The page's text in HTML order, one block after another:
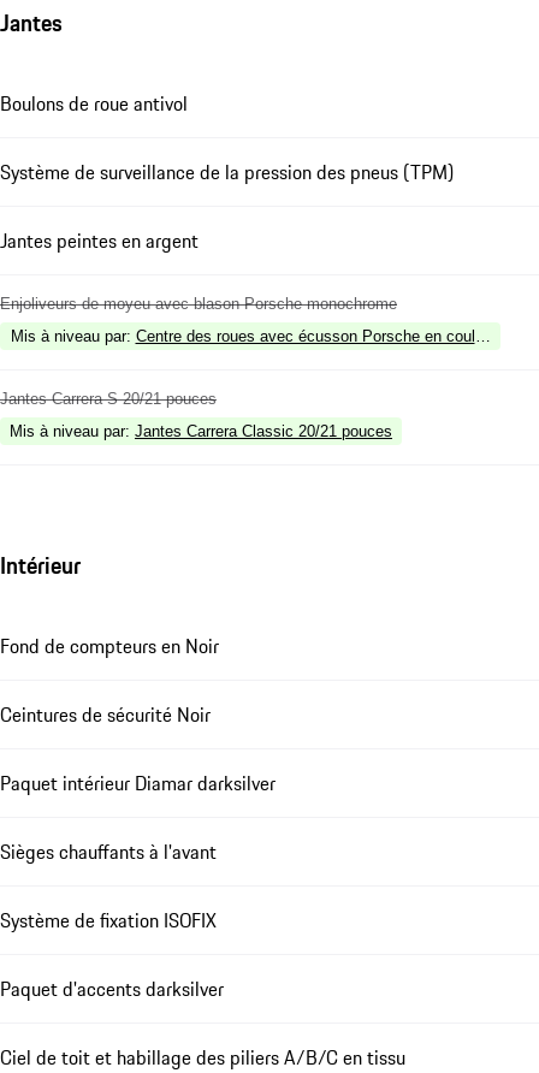
Jantes
Boulons de roue antivol
Système de surveillance de la pression des pneus (TPM)
Jantes peintes en argent
Enjoliveurs de moyeu avec blason Porsche monochrome
Mis à niveau par: Centre des roues avec écusson Porsche en couleur
Jantes Carrera S 20/21 pouces
Mis à niveau par: Jantes Carrera Classic 20/21 pouces
Intérieur
Fond de compteurs en Noir
Ceintures de sécurité Noir
Paquet intérieur Diamar darksilver
Sièges chauffants à l'avant
Système de fixation ISOFIX
Paquet d'accents darksilver
Ciel de toit et habillage des piliers A/B/C en tissu